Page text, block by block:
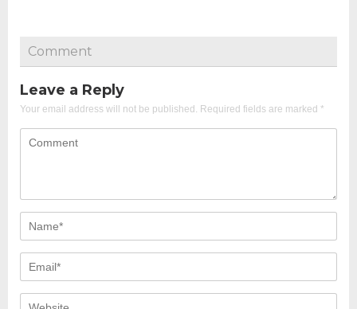
Comment
Leave a Reply
Your email address will not be published. Required fields are marked *